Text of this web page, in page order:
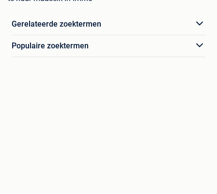
Gerelateerde zoektermen
Populaire zoektermen